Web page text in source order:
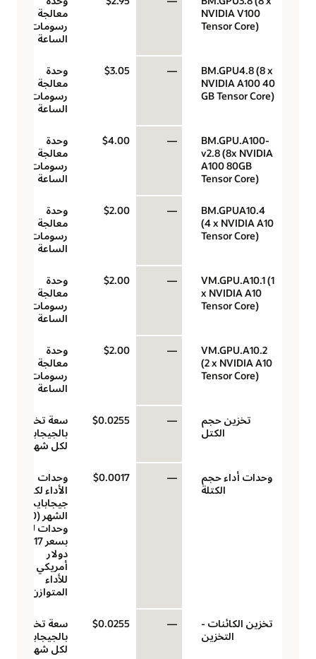
NVIDIA V100
Tensor Core)
معالجة
رسومات في
الساعة
BM.GPU4.8 (8 x
NVIDIA A100 40
GB Tensor Core)
—
$3.05
وحدة
معالجة
رسومات في
الساعة
BM.GPU.A100-
v2.8 (8x NVIDIA
A100 80GB
Tensor Core)
—
$4.00
وحدة
معالجة
رسومات في
الساعة
BM.GPUA10.4
(4 x NVIDIA A10
Tensor Core)
—
$2.00
وحدة
معالجة
رسومات في
الساعة
VM.GPU.A10.1 (1
x NVIDIA A10
Tensor Core)
—
$2.00
وحدة
معالجة
رسومات في
الساعة
VM.GPU.A10.2
(2 x NVIDIA A10
Tensor Core)
—
$2.00
وحدة
معالجة
رسومات في
الساعة
تخزين حجم
الكتل
—
$0.0255
سعة تخزين
بالجيجابايت
لكل شهر
وحدات أداء حجم
الكتلة
—
$0.0017
وحدات
الأداء لكل
جيجابايت/
الشهر (10
وحدات VPU
بسعر 0.017
دولار
أمريكي
للأداء
المتوازن)
تخزين الكائنات -
التخزين
—
$0.0255
سعة تخزين
بالجيجابايت
لكل شهر